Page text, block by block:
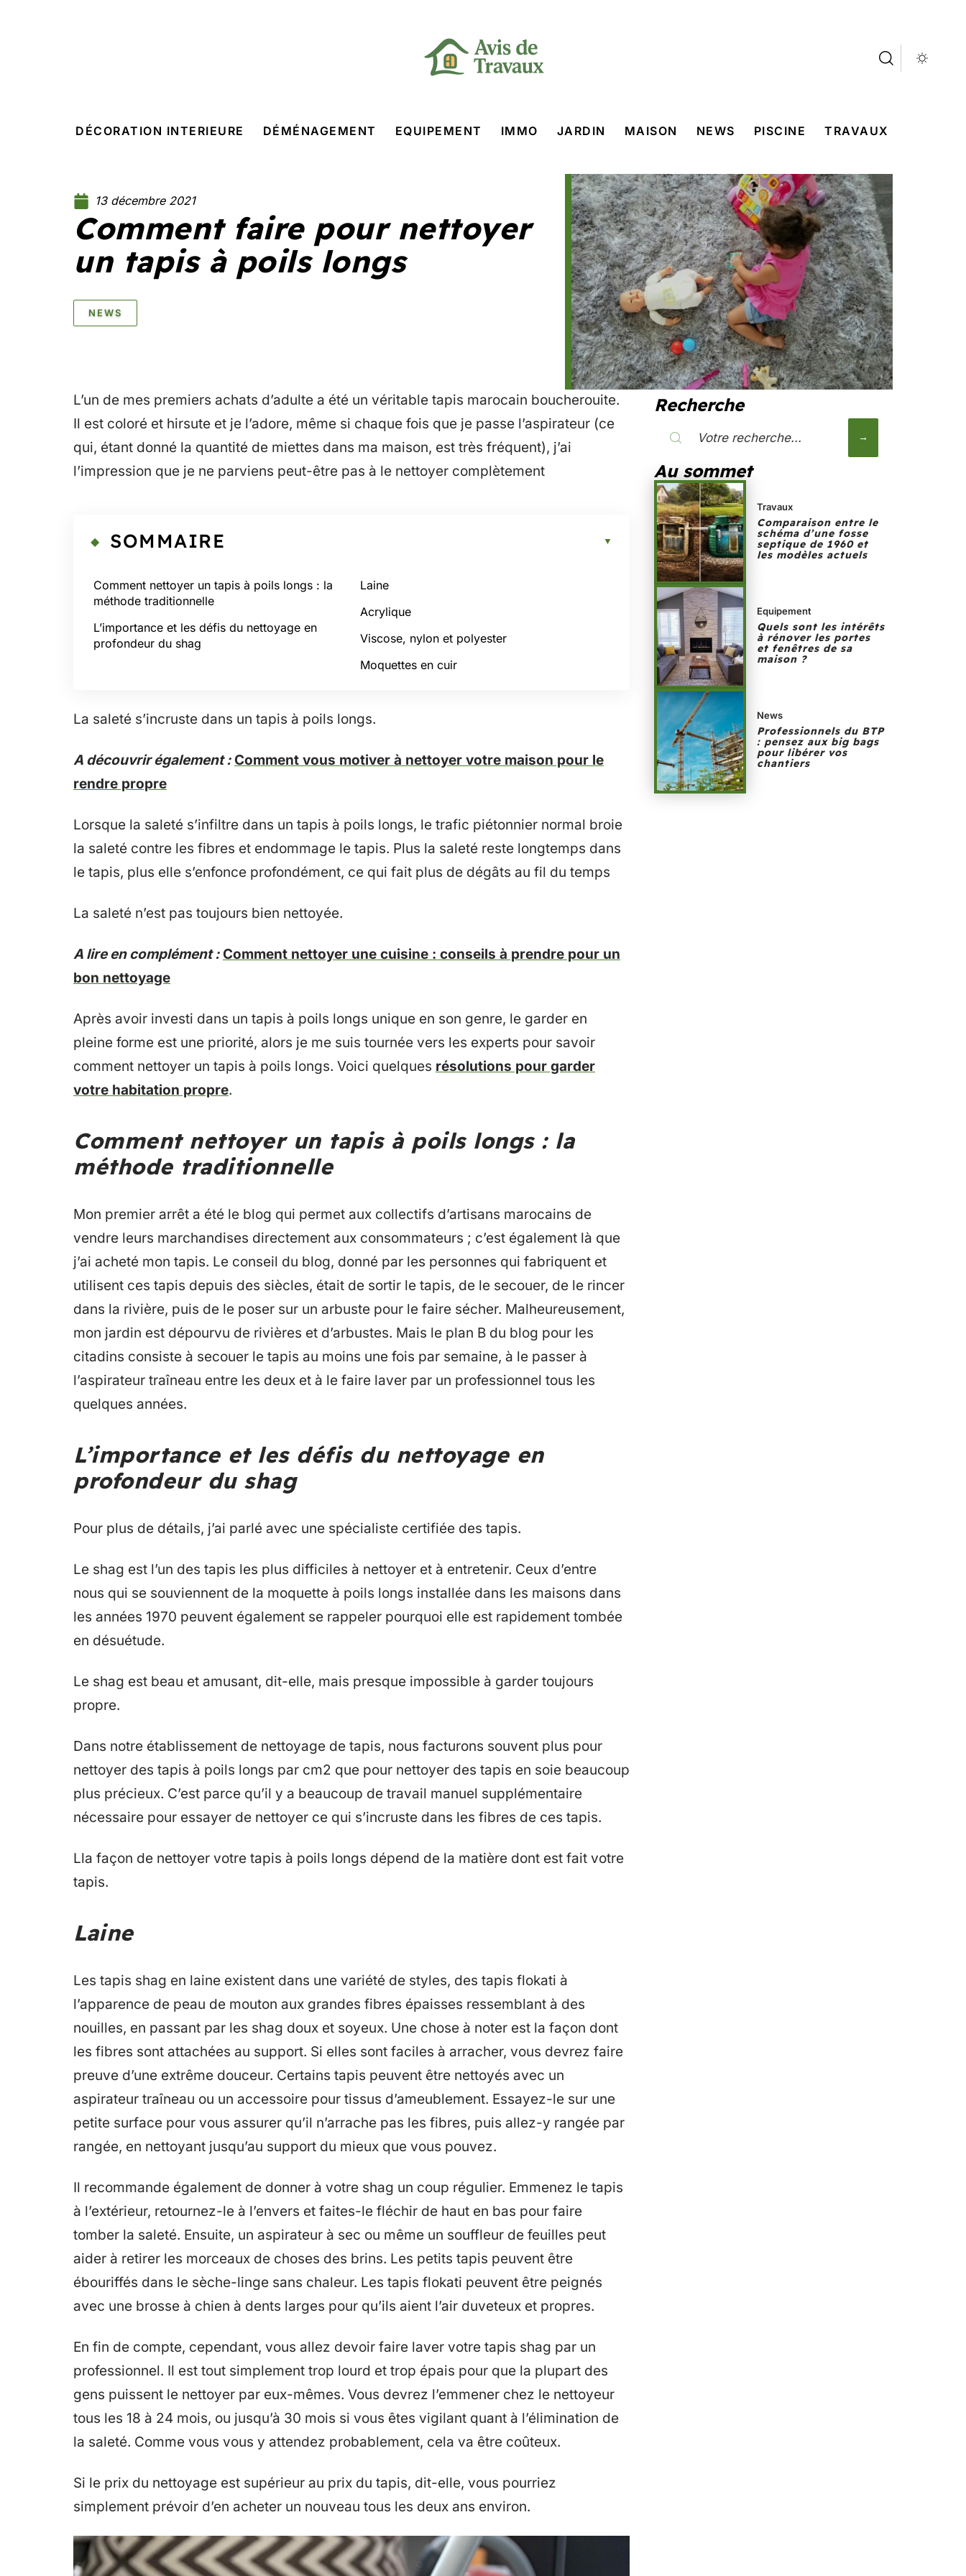
DÉCORATION INTERIEURE DÉMÉNAGEMENT EQUIPEMENT IMMO JARDIN MAISON NEWS PISCINE TRAVAUX
13 décembre 2021
Comment faire pour nettoyer
un tapis à poils longs
NEWS
L’un de mes premiers achats d’adulte a été un véritable tapis marocain boucherouite.
Il est coloré et hirsute et je l’adore, même si chaque fois que je passe l’aspirateur (ce
qui, étant donné la quantité de miettes dans ma maison, est très fréquent), j’ai
l’impression que je ne parviens peut-être pas à le nettoyer complètement
SOMMAIRE
Comment nettoyer un tapis à poils longs : la
méthode traditionnelle
L’importance et les défis du nettoyage en
profondeur du shag
Laine
Acrylique
Viscose, nylon et polyester
Moquettes en cuir
La saleté s’incruste dans un tapis à poils longs.
A découvrir également : Comment vous motiver à nettoyer votre maison pour le
rendre propre
Lorsque la saleté s’infiltre dans un tapis à poils longs, le trafic piétonnier normal broie
la saleté contre les fibres et endommage le tapis. Plus la saleté reste longtemps dans
le tapis, plus elle s’enfonce profondément, ce qui fait plus de dégâts au fil du temps
La saleté n’est pas toujours bien nettoyée.
A lire en complément : Comment nettoyer une cuisine : conseils à prendre pour un
bon nettoyage
Après avoir investi dans un tapis à poils longs unique en son genre, le garder en
pleine forme est une priorité, alors je me suis tournée vers les experts pour savoir
comment nettoyer un tapis à poils longs. Voici quelques résolutions pour garder
votre habitation propre.
Comment nettoyer un tapis à poils longs : la
méthode traditionnelle
Mon premier arrêt a été le blog qui permet aux collectifs d’artisans marocains de
vendre leurs marchandises directement aux consommateurs ; c’est également là que
j’ai acheté mon tapis. Le conseil du blog, donné par les personnes qui fabriquent et
utilisent ces tapis depuis des siècles, était de sortir le tapis, de le secouer, de le rincer
dans la rivière, puis de le poser sur un arbuste pour le faire sécher. Malheureusement,
mon jardin est dépourvu de rivières et d’arbustes. Mais le plan B du blog pour les
citadins consiste à secouer le tapis au moins une fois par semaine, à le passer à
l’aspirateur traîneau entre les deux et à le faire laver par un professionnel tous les
quelques années.
L’importance et les défis du nettoyage en
profondeur du shag
Pour plus de détails, j’ai parlé avec une spécialiste certifiée des tapis.
Le shag est l’un des tapis les plus difficiles à nettoyer et à entretenir. Ceux d’entre
nous qui se souviennent de la moquette à poils longs installée dans les maisons dans
les années 1970 peuvent également se rappeler pourquoi elle est rapidement tombée
en désuétude.
Le shag est beau et amusant, dit-elle, mais presque impossible à garder toujours
propre.
Dans notre établissement de nettoyage de tapis, nous facturons souvent plus pour
nettoyer des tapis à poils longs par cm2 que pour nettoyer des tapis en soie beaucoup
plus précieux. C’est parce qu’il y a beaucoup de travail manuel supplémentaire
nécessaire pour essayer de nettoyer ce qui s’incruste dans les fibres de ces tapis.
Lla façon de nettoyer votre tapis à poils longs dépend de la matière dont est fait votre
tapis.
Laine
Les tapis shag en laine existent dans une variété de styles, des tapis flokati à
l’apparence de peau de mouton aux grandes fibres épaisses ressemblant à des
nouilles, en passant par les shag doux et soyeux. Une chose à noter est la façon dont
les fibres sont attachées au support. Si elles sont faciles à arracher, vous devrez faire
preuve d’une extrême douceur. Certains tapis peuvent être nettoyés avec un
aspirateur traîneau ou un accessoire pour tissus d’ameublement. Essayez-le sur une
petite surface pour vous assurer qu’il n’arrache pas les fibres, puis allez-y rangée par
rangée, en nettoyant jusqu’au support du mieux que vous pouvez.
Il recommande également de donner à votre shag un coup régulier. Emmenez le tapis
à l’extérieur, retournez-le à l’envers et faites-le fléchir de haut en bas pour faire
tomber la saleté. Ensuite, un aspirateur à sec ou même un souffleur de feuilles peut
aider à retirer les morceaux de choses des brins. Les petits tapis peuvent être
ébouriffés dans le sèche-linge sans chaleur. Les tapis flokati peuvent être peignés
avec une brosse à chien à dents larges pour qu’ils aient l’air duveteux et propres.
En fin de compte, cependant, vous allez devoir faire laver votre tapis shag par un
professionnel. Il est tout simplement trop lourd et trop épais pour que la plupart des
gens puissent le nettoyer par eux-mêmes. Vous devrez l’emmener chez le nettoyeur
tous les 18 à 24 mois, ou jusqu’à 30 mois si vous êtes vigilant quant à l’élimination de
la saleté. Comme vous vous y attendez probablement, cela va être coûteux.
Si le prix du nettoyage est supérieur au prix du tapis, dit-elle, vous pourriez
simplement prévoir d’en acheter un nouveau tous les deux ans environ.
Recherche
Au sommet
Travaux
Comparaison entre le
schéma d’une fosse
septique de 1960 et
les modèles actuels
Equipement
Quels sont les intérêts
à rénover les portes
et fenêtres de sa
maison ?
News
Professionnels du BTP
: pensez aux big bags
pour libérer vos
chantiers